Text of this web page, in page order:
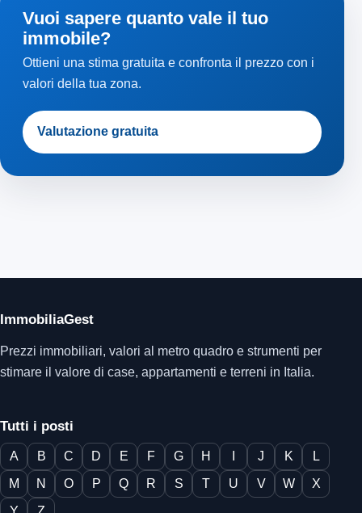
Vuoi sapere quanto vale il tuo
immobile?
Ottieni una stima gratuita e confronta il prezzo con i
valori della tua zona.
Valutazione gratuita
ImmobiliaGest
Prezzi immobiliari, valori al metro quadro e strumenti per
stimare il valore di case, appartamenti e terreni in Italia.
Tutti i posti
A B C D E F G H J K
L
M
N O P Q R S T U V W
X